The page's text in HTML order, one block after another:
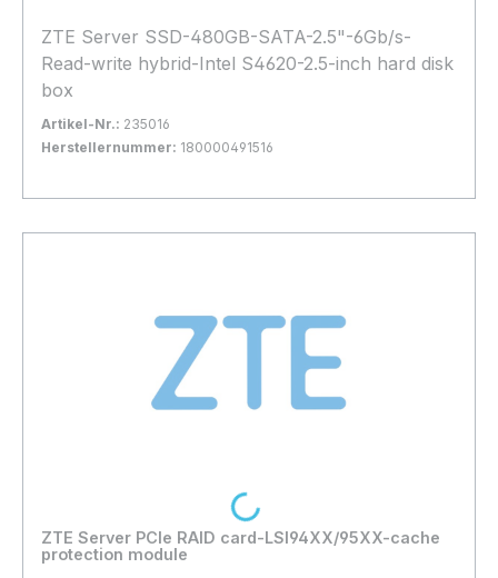
ZTE Server SSD-480GB-SATA-2.5"-6Gb/s-
Read-write hybrid-Intel S4620-2.5-inch hard disk
box
Artikel-Nr.: 235016
Herstellernummer: 180000491516
In den Warenkorb
ZTE Server PCIe RAID card-LSI94XX/95XX-cache
protection module
Loading...